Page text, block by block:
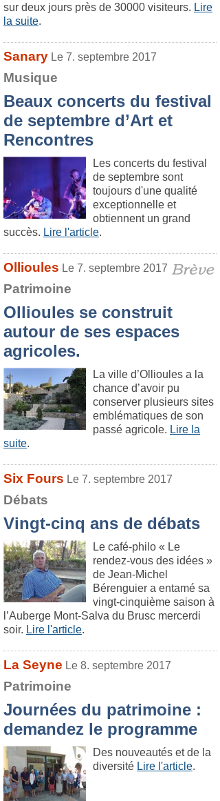
sur deux jours près de 30000 visiteurs. Lire
la suite.
Sanary Le 7. septembre 2017
Musique
Beaux concerts du festival
de septembre d’Art et
Rencontres
Les concerts du festival
de septembre sont
toujours d'une qualité
exceptionnelle et
obtiennent un grand
succès. Lire l'article.
Ollioules Le 7. septembre 2017
Patrimoine
Ollioules se construit
autour de ses espaces
agricoles.
La ville d’Ollioules a la
chance d’avoir pu
conserver plusieurs sites
emblématiques de son
passé agricole. Lire la
suite.
Six Fours Le 7. septembre 2017
Débats
Vingt-cinq ans de débats
Le café-philo « Le
rendez-vous des idées »
de Jean-Michel
Bérenguier a entamé sa
vingt-cinquième saison à
l’Auberge Mont-Salva du Brusc mercerdi
soir. Lire l'article.
La Seyne Le 8. septembre 2017
Patrimoine
Journées du patrimoine :
demandez le programme
Des nouveautés et de la
diversité Lire l'article.